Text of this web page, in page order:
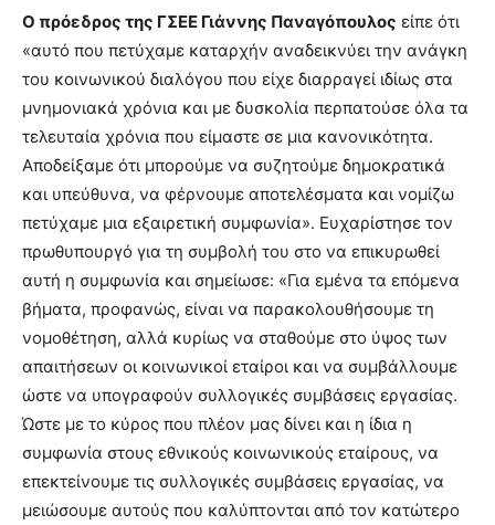
Ο πρόεδρος της ΓΣΕΕ Γιάννης Παναγόπουλος είπε ότι
«αυτό που πετύχαμε καταρχήν αναδεικνύει την ανάγκη
του κοινωνικού διαλόγου που είχε διαρραγεί ιδίως στα
μνημονιακά χρόνια και με δυσκολία περπατούσε όλα τα
τελευταία χρόνια που είμαστε σε μια κανονικότητα.
Αποδείξαμε ότι μπορούμε να συζητούμε δημοκρατικά
και υπεύθυνα, να φέρνουμε αποτελέσματα και νομίζω
πετύχαμε μια εξαιρετική συμφωνία». Ευχαρίστησε τον
πρωθυπουργό για τη συμβολή του στο να επικυρωθεί
αυτή η συμφωνία και σημείωσε: «Για εμένα τα επόμενα
βήματα, προφανώς, είναι να παρακολουθήσουμε τη
νομοθέτηση, αλλά κυρίως να σταθούμε στο ύψος των
απαιτήσεων οι κοινωνικοί εταίροι και να συμβάλλουμε
ώστε να υπογραφούν συλλογικές συμβάσεις εργασίας.
Ώστε με το κύρος που πλέον μας δίνει και η ίδια η
συμφωνία στους εθνικούς κοινωνικούς εταίρους, να
επεκτείνουμε τις συλλογικές συμβάσεις εργασίας, να
μειώσουμε αυτούς που καλύπτονται από τον κατώτερο